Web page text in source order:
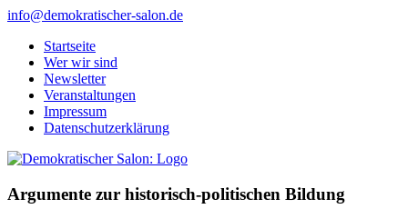
Zum
springen
info@demokratischer-salon.de
Startseite
Wer wir sind
Newsletter
Veranstaltungen
Impressum
Datenschutzerklärung
Argumente zur historisch-politischen Bildung